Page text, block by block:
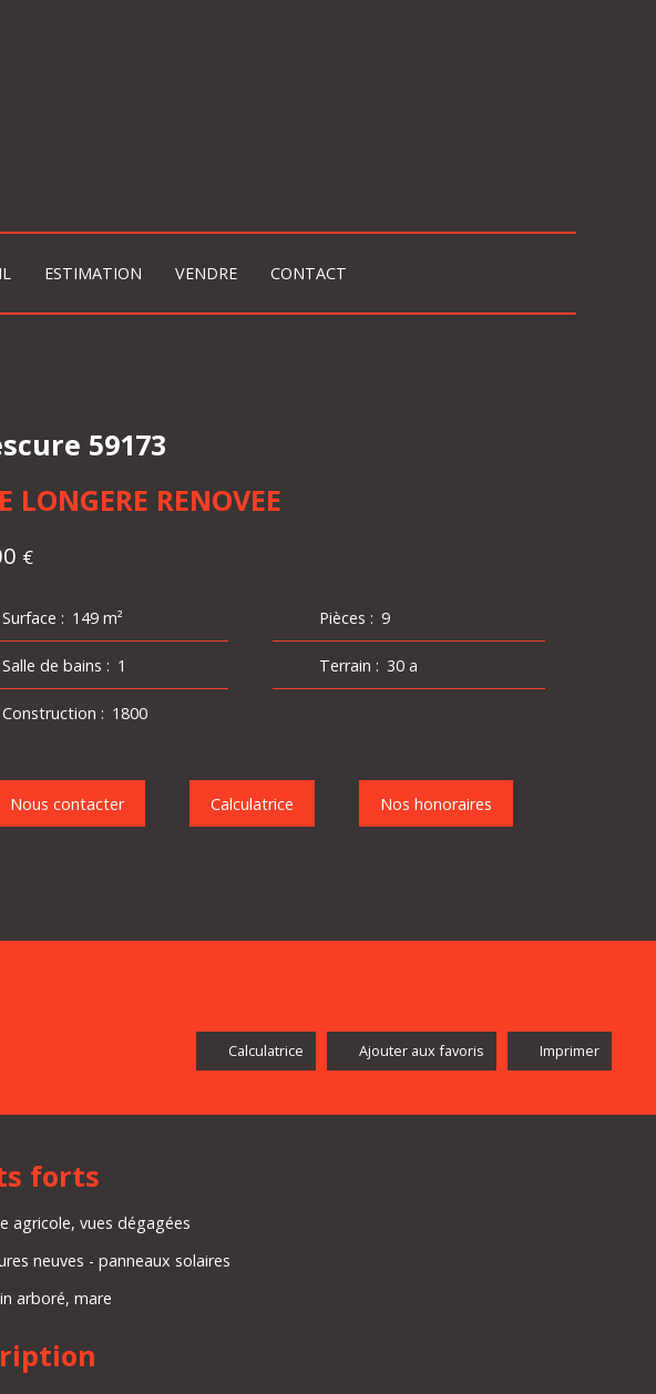
ESTIMATION VENDRE CONTACT
59173
LONGERE RENOVEE
€
Surface : 149 m² Pièces : 9
Salle de bains : 1 Terrain : 30 a
Construction : 1800
Nous contacter Calculatrice Nos honoraires
Calculatrice Ajouter aux favoris Imprimer
forts
agricole, vues dégagées
neuves - panneaux solaires
arboré, mare